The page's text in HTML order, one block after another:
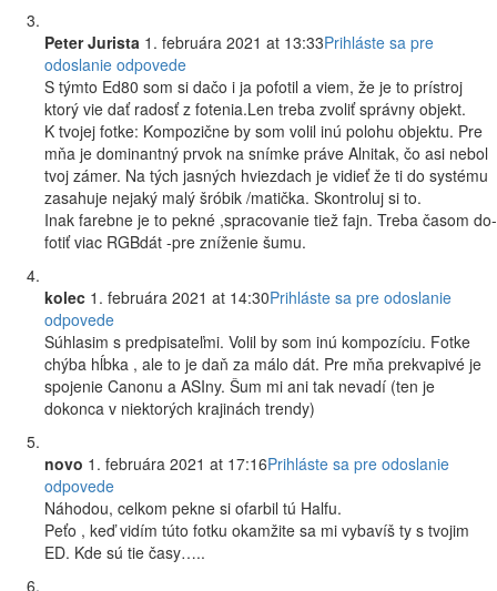
Peter Jurista 1. februára 2021 at 13:33Prihláste sa pre
odoslanie odpovede
S týmto Ed80 som si dačo i ja pofotil a viem, že je to prístroj
ktorý vie dať radosť z fotenia.Len treba zvoliť správny objekt.
K tvojej fotke: Kompozične by som volil inú polohu objektu. Pre
mňa je dominantný prvok na snímke práve Alnitak, čo asi nebol
tvoj zámer. Na tých jasných hviezdach je vidieť že ti do systému
zasahuje nejaký malý šróbik /matička. Skontroluj si to.
Inak farebne je to pekné ,spracovanie tiež fajn. Treba časom do-
fotiť viac RGBdát -pre zníženie šumu.
kolec 1. februára 2021 at 14:30Prihláste sa pre odoslanie
odpovede
Súhlasim s predpisateľmi. Volil by som inú kompozíciu. Fotke
chýba hĺbka , ale to je daň za málo dát. Pre mňa prekvapivé je
spojenie Canonu a ASIny. Šum mi ani tak nevadí (ten je
dokonca v niektorých krajinách trendy)
novo 1. februára 2021 at 17:16Prihláste sa pre odoslanie
odpovede
Náhodou, celkom pekne si ofarbil tú Halfu.
Peťo , keď vidím túto fotku okamžite sa mi vybavíš ty s tvojim
ED. Kde sú tie časy…..